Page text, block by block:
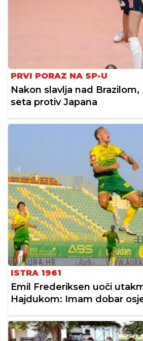
PRVI PORAZ NA SP-U
Nakon slavlja nad
seta protiv Japana
ISTRA 1961
Emil Frederiksen uoči
Hajdukom: Imam dobar